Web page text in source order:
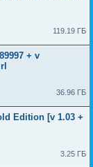
119.19 ГБ
+ v
36.96 ГБ
Edition [v 1.03 +
3.25 ГБ